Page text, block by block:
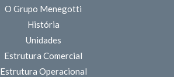
O Grupo Menegotti
História
Unidades
Estrutura Comercial
Estrutura Operacional